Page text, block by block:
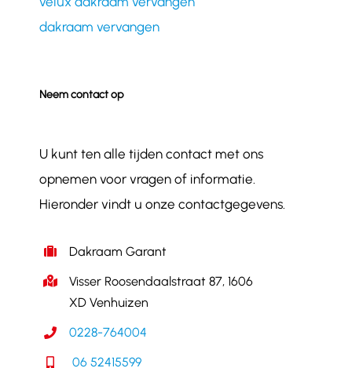
dakraam vervangen
Neem contact op
U kunt ten alle tijden contact met ons
opnemen voor vragen of informatie.
Hieronder vindt u onze contactgegevens.
Dakraam Garant
Visser Roosendaalstraat 87, 1606
XD Venhuizen
0228-764004
06 52415599